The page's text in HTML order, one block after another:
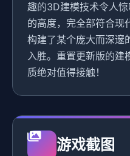
趣的3D建模技术令人
的高度，完全部符合现
构建了某个庞大而深邃
入胜。重置更新版的建
质绝对值得接触！
游戏截图